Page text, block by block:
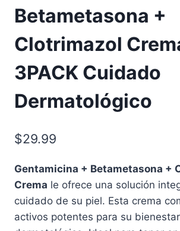
Betametasona +
Clotrimazol
3PACK Cuidado
Dermatológico
$29.99
Gentamicina + Betametasona +
Crema le ofrece una solución
cuidado de su piel. Esta crema
activos potentes para su bienestar